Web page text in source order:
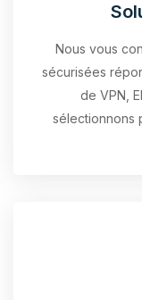
Nous vous
sécurisées
de VPN,
sélectionnons